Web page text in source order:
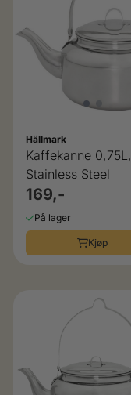
Hällmark
Kaffekanne 0,75L,
Stainless Steel
169,-
På lager
Kjøp